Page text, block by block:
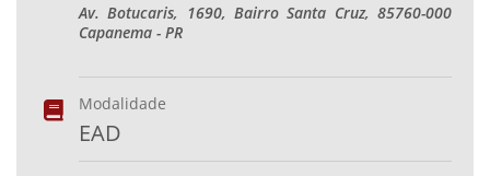
Av. Botucaris, 1690, Bairro Santa Cruz, 85760-000
Capanema - PR
Modalidade
EAD